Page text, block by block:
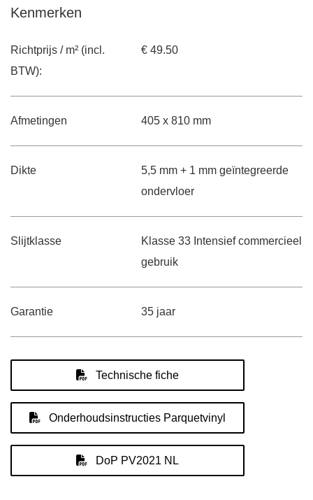
Kenmerken
Richtprijs / m² (incl.
BTW):
€ 49.50
Afmetingen 405 x 810 mm
Dikte
5,5 mm + 1 mm geïntegreerde
ondervloer
Slijtklasse
Klasse 33 Intensief commercieel
gebruik
Garantie 35 jaar
Technische fiche
Onderhoudsinstructies Parquetvinyl
DoP PV2021 NL